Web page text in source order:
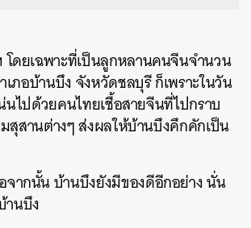
โดยเฉพาะที่เป็นลูกหลานคนจีนจำนวน
ภอบ้านบึง จังหวัดชลบุรี ก็เพราะในวัน
นไปด้วยคนไทยเชื้อสายจีนที่ไปกราบ
สุสานต่างๆ ส่งผลให้บ้านบึงคึกคักเป็น
จากนั้น บ้านบึงยังมีของดีอีกอย่าง นั่น
านบึง